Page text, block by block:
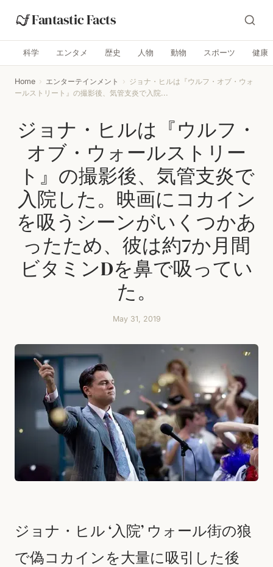
Fantastic Facts
科学 エンタメ 歴史 人物 動物 スポーツ 健康
Home › エンターテインメント › ジョナ・ヒルは『ウルフ・オブ・ウォ
ールストリート』の撮影後、気管支炎で入院...
ジョナ・ヒルは『ウルフ・
オブ・ウォールストリー
ト』の撮影後、気管支炎で
入院した。映画にコカイン
を吸うシーンがいくつかあ
ったため、彼は約7か月間
ビタミンDを鼻で吸ってい
た。
May 31, 2019
ジョナ・ヒル ‘入院’ ウォール街の狼
で偽コカインを大量に吸引した後